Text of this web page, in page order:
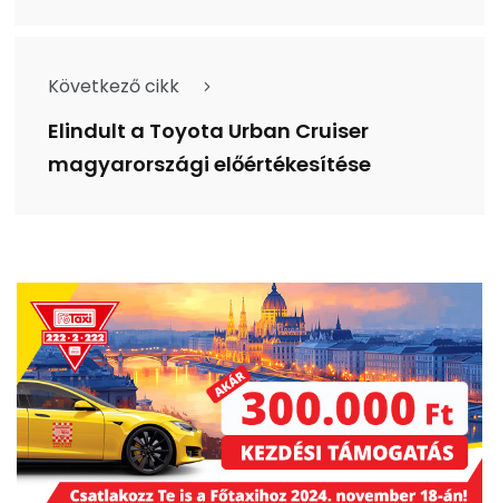
Következő cikk
Elindult a Toyota Urban Cruiser
magyarországi előértékesítése